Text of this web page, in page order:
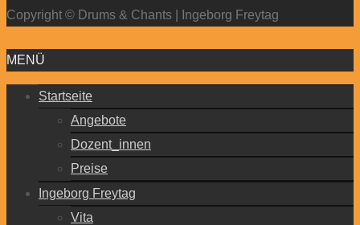
Copyright © Drums & Chants | Ingeborg Freytag
MENÜ
Startseite
Angebote
Dozent_innen
Preise
Ingeborg Freytag
Vita